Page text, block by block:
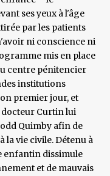
ses yeux à l'âge
par les patients
ni conscience ni
mis en place
centre pénitencier
institutions
premier jour, et
docteur Curtin lui
Quimby afin de
la vie civile. Détenu à
enfantin dissimule
et de mauvais